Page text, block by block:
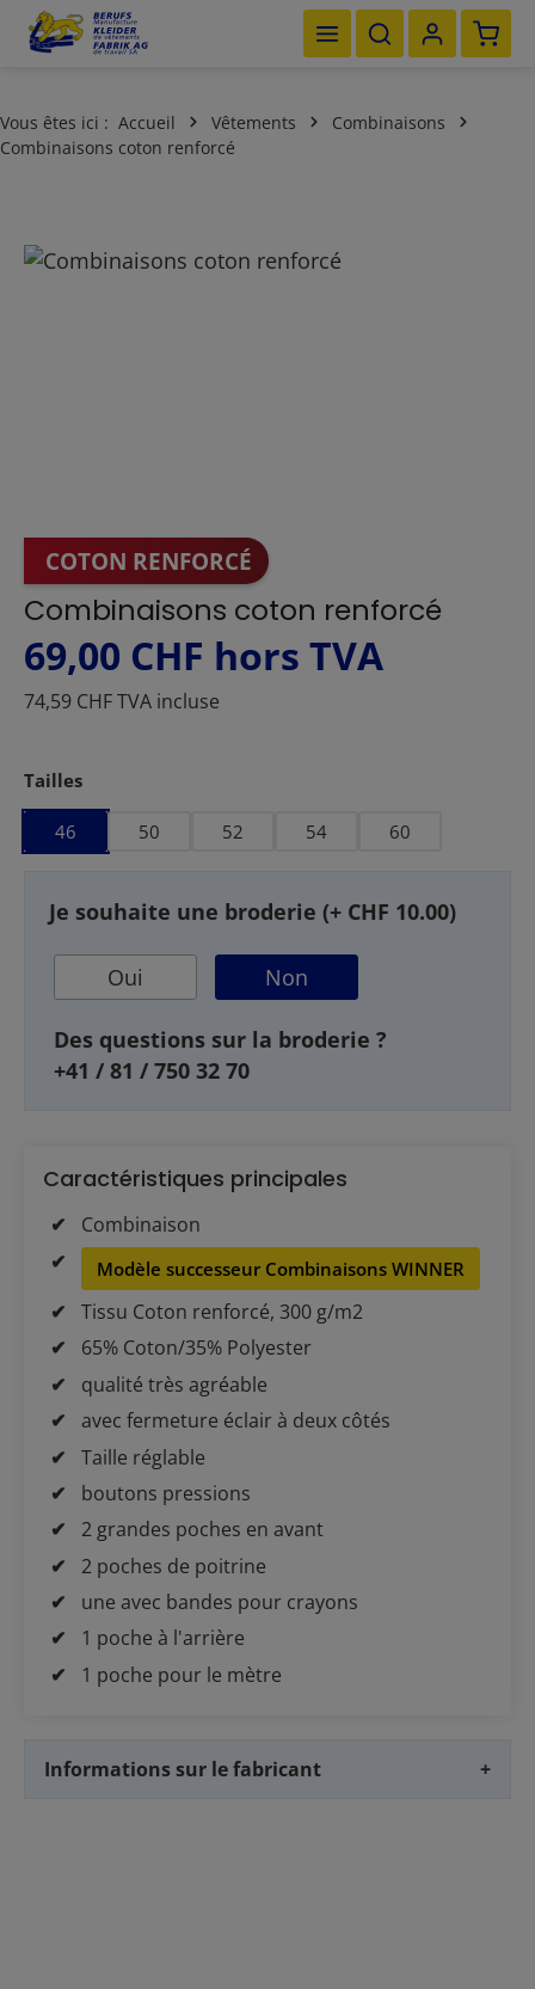
Passer au contenu principal Le
Vous êtes ici : Accueil Vêtements
Combinaisons
Combinaisons coton renforcé
Ignorer la galerie d'images
COTON RENFORCÉ
Combinaisons coton renforcé
69,00 CHF hors TVA
74,59 CHF TVA incluse
Sélectionnez
Tailles
46 50 52 54 60
Je souhaite une broderie (+ CHF 10.00)
Oui Non
Des questions sur la broderie ?
+41 / 81 / 750 32 70
Caractéristiques principales
Combinaison
Modèle successeur Combinaisons WINNER
Tissu Coton renforcé, 300 g/m2
65% Coton/35% Polyester
qualité très agréable
avec fermeture éclair à deux côtés
Taille réglable
boutons pressions
2 grandes poches en avant
2 poches de poitrine
une avec bandes pour crayons
1 poche à l'arrière
1 poche pour le mètre
Informations sur le fabricant +